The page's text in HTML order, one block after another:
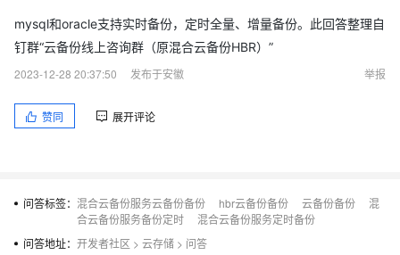
mysql和oracle支持实时备份，定时全量、增量备份。此回答整理自
钉群“云备份线上咨询群（原混合云备份HBR）”
2023-12-28 20:37:50
发布于安徽 举报
赞同 展开评论
问答标签： 混合云备份服务云备份备份 hbr云备份备份 云备份备份
混
合云备份服务备份定时
混合云备份服务定时备份
问答地址： 开发者社区 > 云存储 > 问答